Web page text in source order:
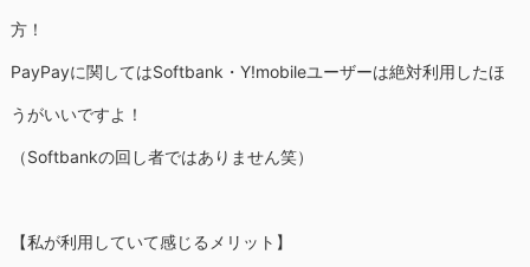
方！
PayPayに関してはSoftbank・Y!mobileユーザーは絶対利用したほ
うがいいですよ！
（Softbankの回し者ではありません笑）
【私が利用していて感じるメリット】